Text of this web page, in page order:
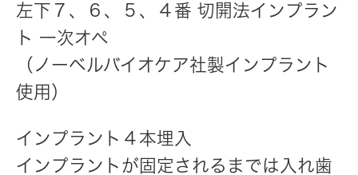
左下７、６、５、４番 切開法インプラン
ト 一次オペ
（ノーベルバイオケア社製インプラント
使用）
インプラント４本埋入
インプラントが固定されるまでは入れ歯